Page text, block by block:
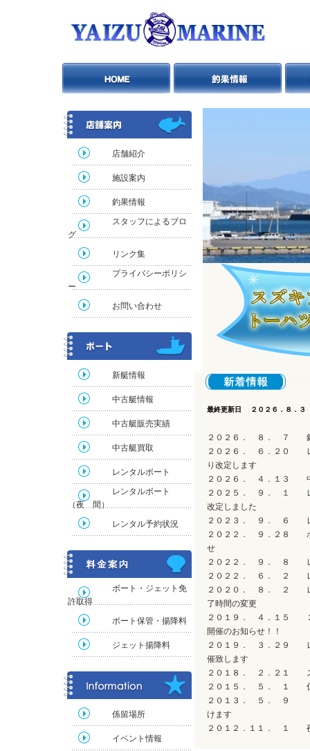
店舗紹介
施設案内
釣果情報
スタッフによるブロ
グ
リンク集
プライバシーポリシ
ー
お問い合わせ
新艇情報
中古艇情報
中古艇販売実績
中古艇買取
レンタルボート
レンタルボート
（夜 間）
レンタル予約状況
ボート・ジェット免
許取得
ボート保管・揚降料
ジェット揚降料
係留場所
イベント情報
最終更新日 ２０２６．８．３
２０２６． ８． ７ 釣
２０２６． ６．２０ レ
り改定します
２０２６． ４．１３ 中
２０２５． ９． １ レ
改定しました
２０２３． ９． ６ レ
２０２２． ９．２８ ボ
せ
２０２２． ９． ８ レ
２０２２． ６． ２ レ
２０２０． ８． ２ レ
了時間の変更
２０１９． ４．１５
開催のお知らせ！！
２０１９． ３．２９ レ
催致します
２０１８． ２．２１ ス
２０１５． ５． １ 係
２０１３． ５． ９ 「
けます
２０１２．１１． １ 夜